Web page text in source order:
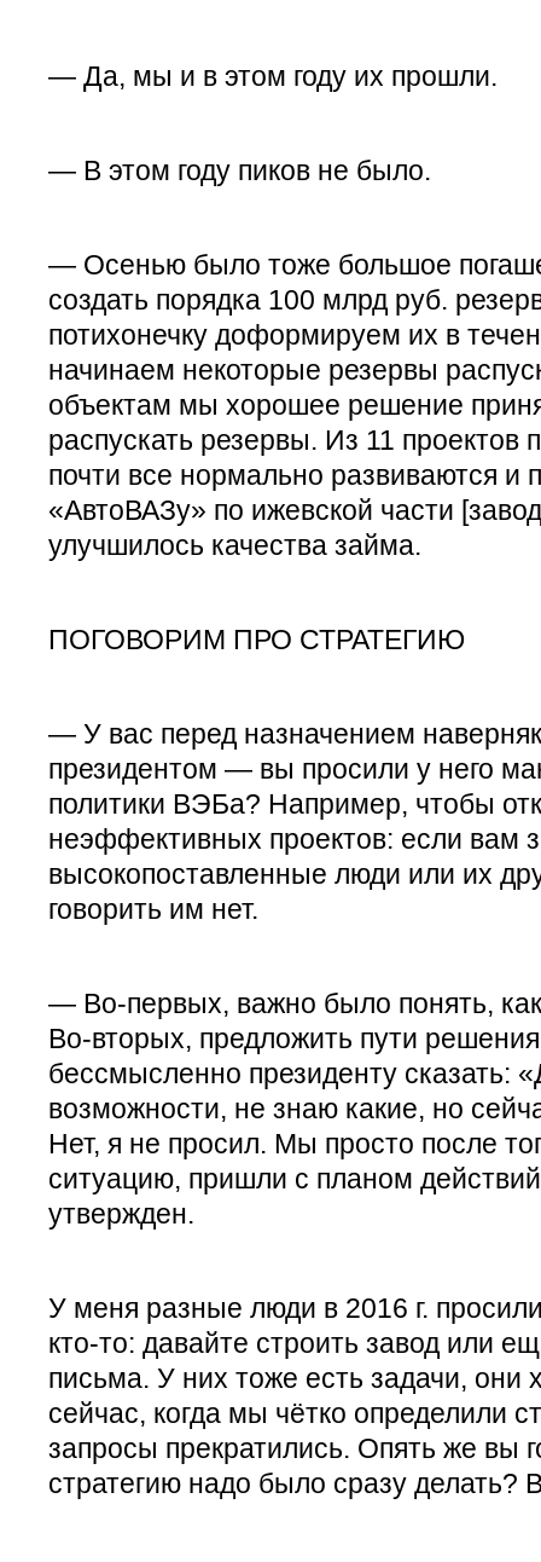
— Да, мы и в этом году их прошли.
— В этом году пиков не было.
— Осенью было тоже большое
создать порядка 100 млрд руб.
потихонечку доформируем их в
начинаем некоторые резервы
объектам мы хорошее решение
распускать резервы. Из 11 проектов
почти все нормально развиваются и
«АвтоВАЗу» по ижевской части
улучшилось качества займа.
ПОГОВОРИМ ПРО СТРАТЕГИЮ
— У вас перед назначением
президентом — вы просили у него
политики ВЭБа? Например, чтобы
неэффективных проектов: если вам
высокопоставленные люди или их
говорить им нет.
— Во-первых, важно было понять,
Во-вторых, предложить пути
бессмысленно президенту сказать:
возможности, не знаю какие, но
Нет, я не просил. Мы просто после
ситуацию, пришли с планом
утвержден.
У меня разные люди в 2016 г.
кто-то: давайте строить завод или
письма. У них тоже есть задачи, они
сейчас, когда мы чётко определили
запросы прекратились. Опять же вы
стратегию надо было сразу делать?